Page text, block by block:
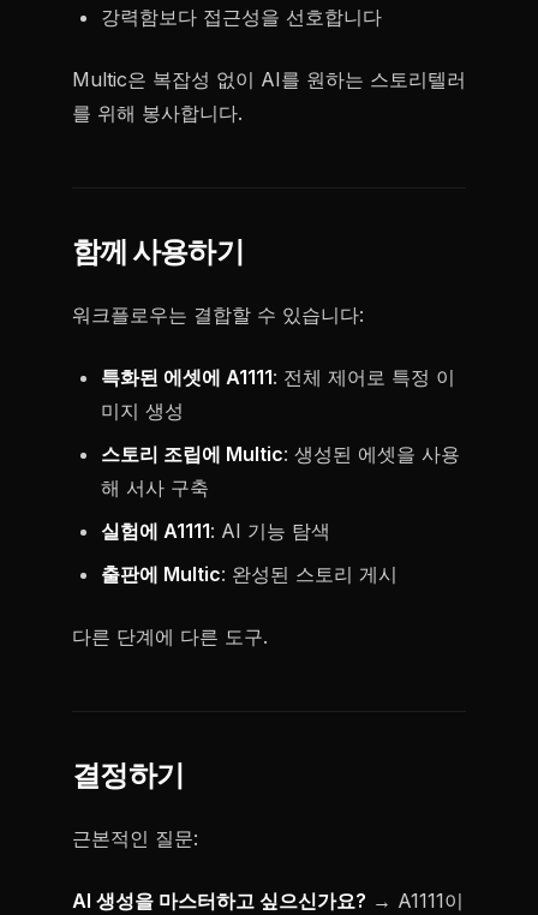
강력함보다 접근성을 선호합니다
Multic은 복잡성 없이 AI를 원하는 스토리텔러
를 위해 봉사합니다.
함께 사용하기
워크플로우는 결합할 수 있습니다:
특화된 에셋에 A1111: 전체 제어로 특정 이
미지 생성
스토리 조립에 Multic: 생성된 에셋을 사용
해 서사 구축
실험에 A1111: AI 기능 탐색
출판에 Multic: 완성된 스토리 게시
다른 단계에 다른 도구.
결정하기
근본적인 질문:
AI 생성을 마스터하고 싶으신가요? → A1111이